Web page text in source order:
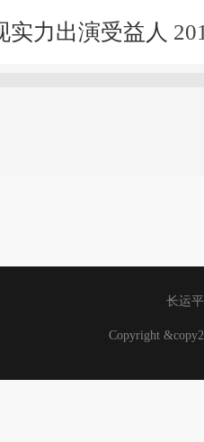
实力出演受益人
长运
Copyright